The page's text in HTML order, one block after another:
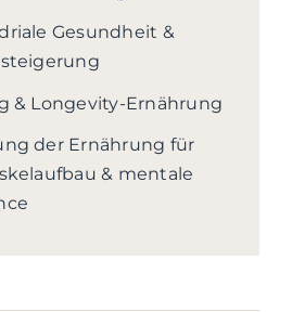
Gesundheit &
& Longevity-Ernährung
der Ernährung für
& mentale